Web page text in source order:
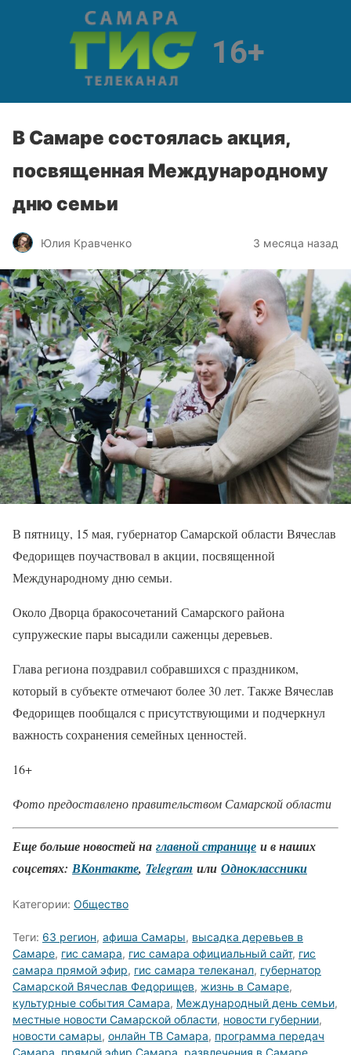
В Самаре состоялась акция,
посвященная Международному
дню семьи
Юлия Кравченко 3 месяца назад
В пятницу, 15 мая, губернатор Самарской области Вячеслав
Федорищев поучаствовал в акции, посвященной
Международному дню семьи.
Около Дворца бракосочетаний Самарского района
супружеские пары высадили саженцы деревьев.
Глава региона поздравил собравшихся с праздником,
который в субъекте отмечают более 30 лет. Также Вячеслав
Федорищев пообщался с присутствующими и подчеркнул
важность сохранения семейных ценностей.
16+
Фото предоставлено правительством Самарской области
Еще больше новостей на главной странице и в наших
соцсетях: ВКонтакте, Telegram или Одноклассники
Категории: Общество
Теги: 63 регион, афиша Самары, высадка деревьев в
Самаре, гис самара, гис самара официальный сайт, гис
самара прямой эфир, гис самара телеканал, губернатор
Самарской Вячеслав Федорищев, жизнь в Самаре,
культурные события Самара, Международный день семьи,
местные новости Самарской области, новости губернии,
новости самары, онлайн ТВ Самара, программа передач
Самара прямой эфир Самара развлечения в Самаре